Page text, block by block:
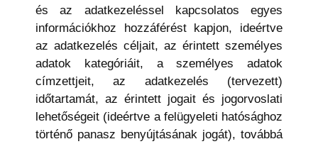
és az adatkezeléssel kapcsolatos egyes
információkhoz hozzáférést kapjon, ideértve
az adatkezelés céljait, az érintett személyes
adatok kategóriáit, a személyes adatok
címzettjeit, az adatkezelés (tervezett)
időtartamát, az érintett jogait és jogorvoslati
lehetőségeit (ideértve a felügyeleti hatósághoz
történő panasz benyújtásának jogát), továbbá